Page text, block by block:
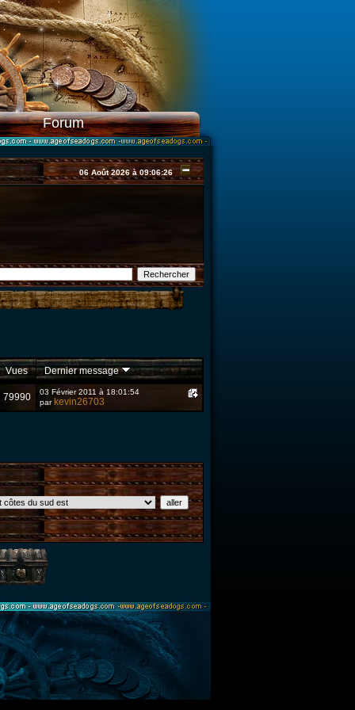
Forum
06 Août 2026 à 09:06:26
Vues Dernier message
79990
03 Février 2011 à 18:01:54
par kevin26703